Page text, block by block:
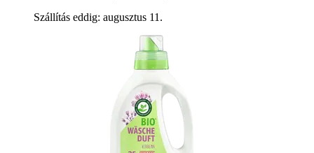
Szállítás eddig: augusztus 11.